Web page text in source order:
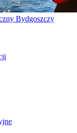
Bydgoszczy